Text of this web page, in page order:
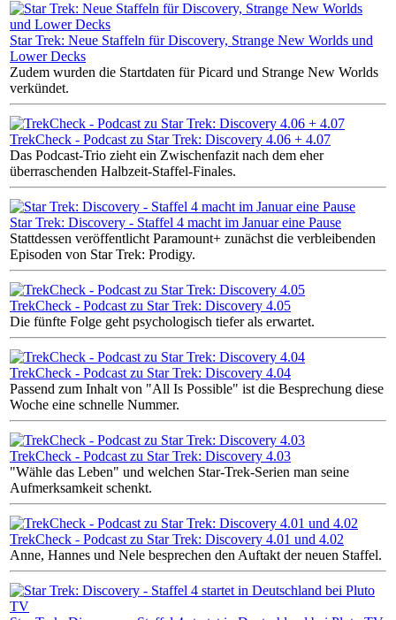
Star Trek: Neue Staffeln für Discovery, Strange New Worlds und
Lower Decks
Zudem wurden die Startdaten für Picard und Strange New Worlds
verkündet.
TrekCheck - Podcast zu Star Trek: Discovery 4.06 + 4.07
Das Podcast-Trio zieht ein Zwischenfazit nach dem eher
überraschenden Halbzeit-Staffel-Finales.
Star Trek: Discovery - Staffel 4 macht im Januar eine Pause
Stattdessen veröffentlicht Paramount+ zunächst die verbleibenden
Episoden von Star Trek: Prodigy.
TrekCheck - Podcast zu Star Trek: Discovery 4.05
Die fünfte Folge geht psychologisch tiefer als erwartet.
TrekCheck - Podcast zu Star Trek: Discovery 4.04
Passend zum Inhalt von "All Is Possible" ist die Besprechung diese
Woche eine schnelle Nummer.
TrekCheck - Podcast zu Star Trek: Discovery 4.03
"Wähle das Leben" und welchen Star-Trek-Serien man seine
Aufmerksamkeit schenkt.
TrekCheck - Podcast zu Star Trek: Discovery 4.01 und 4.02
Anne, Hannes und Nele besprechen den Auftakt der neuen Staffel.